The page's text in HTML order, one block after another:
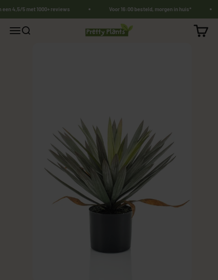
een 4,5/5 met 1000+ reviews Voor 16:00 besteld, morgen in huis*
Navigatiemenu openen
Zoeken openen
PrettyPlants.nl